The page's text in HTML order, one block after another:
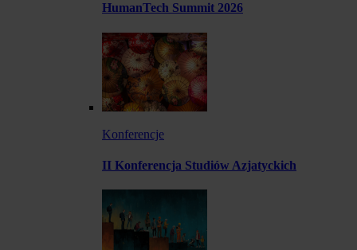
HumanTech Summit 2026
Konferencje
II Konferencja Studiów Azjatyckich